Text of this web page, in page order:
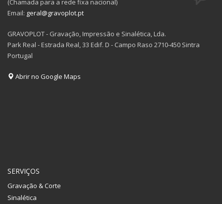
(Chamada para a rede fixa nacional)
Email: geral@gravoplot.pt
GRAVOPLOT - Gravação, Impressão e Sinalética, Lda.
Park Real - Estrada Real, 33 Edif. D - Campo Raso 2710-450 Sintra
Portugal
Abrir no Google Maps
SERVIÇOS
Gravação & Corte
Sinalética